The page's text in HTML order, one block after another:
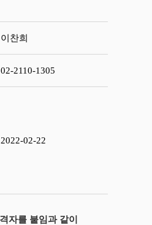
이찬희
02-2110-1305
2022-02-22
자를 붙임과 같이